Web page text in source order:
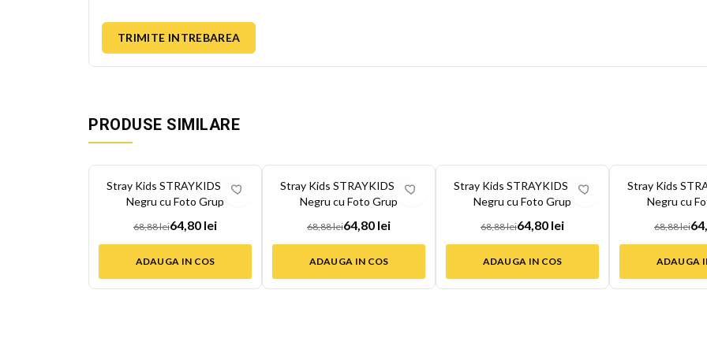
TRIMITE INTREBAREA
PRODUSE SIMILARE
%
Stray Kids STRAYKIDS Alb-
Negru cu Foto Grup
68,88 lei64,80 lei
ADAUGA IN COS
%
Stray Kids STRAYKIDS Alb-
Negru cu Foto Grup
68,88 lei64,80 lei
ADAUGA IN COS
%
Stray Kids STRAYKIDS Alb-
Negru cu Foto Grup
68,88 lei64,80 lei
ADAUGA IN COS
%
Stray Kids
Negru cu
68,88 lei
ADAUGA